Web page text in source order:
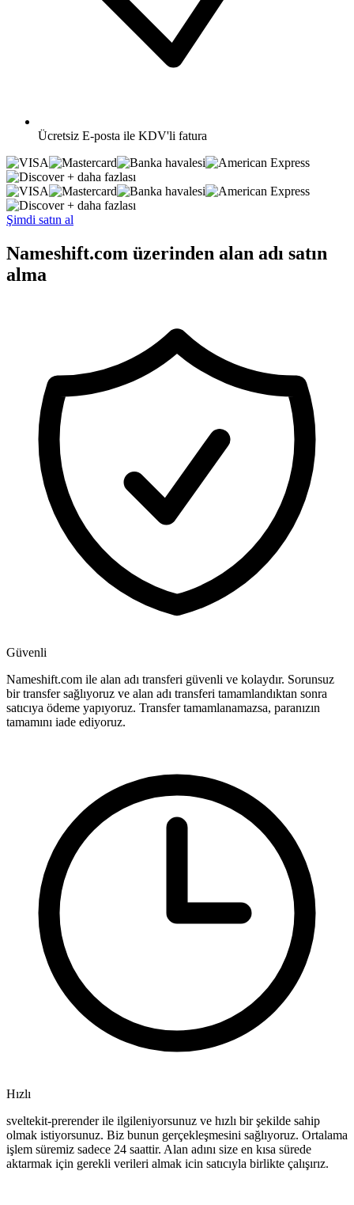
Ücretsiz E-posta ile KDV'li fatura
+ daha fazlası
+ daha fazlası
Şimdi satın al
Nameshift.com üzerinden alan adı satın
alma
Güvenli
Nameshift.com ile alan adı transferi güvenli ve kolaydır. Sorunsuz
bir transfer sağlıyoruz ve alan adı transferi tamamlandıktan sonra
satıcıya ödeme yapıyoruz. Transfer tamamlanamazsa, paranızın
tamamını iade ediyoruz.
Hızlı
sveltekit-prerender ile ilgileniyorsunuz ve hızlı bir şekilde sahip
olmak istiyorsunuz. Biz bunun gerçekleşmesini sağlıyoruz. Ortalama
işlem süremiz sadece 24 saattir. Alan adını size en kısa sürede
aktarmak için gerekli verileri almak icin satıcıyla birlikte çalışırız.